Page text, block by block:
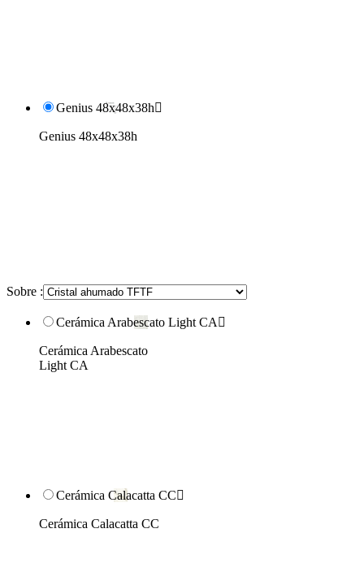
Genius 48x48x38h
Genius 48x48x38h
Sobre :
Cerámica Arabescato Light CA 
Cerámica Arabescato
Light CA
Cerámica Calacatta CC
Cerámica Calacatta CC